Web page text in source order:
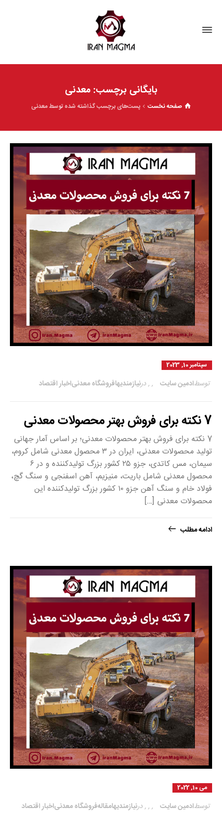
بایگانی برچسب: معدنی
صفحه نخست پست‌های برچسب گذاشته شده توسط معدنی
سپتامبر 10, 2023
ادمین سایتتوسط اخبار اقتصاد , فروشگاه معدنی , نیازمندیهادر
7 نکته برای فروش بهتر محصولات معدنی
7 نکته برای فروش بهتر محصولات معدنی؛ بر اساس آمار جهانی
تولید محصولات معدنی، ایران در ۳ محصول معدنی شامل کروم،
سیمان، مس کاتدی، جزو ۲۵ کشور بزرگ تولیدکننده و در ۶
محصول معدنی شامل باریت، منیزیم، آهن اسفنجی و سنگ گچ،
فولاد خام و سنگ آهن جزو ۱۰ کشور بزرگ تولیدکننده این
محصولات معدنی […]
ادامه مطلب
می 10, 2022
ادمین سایتتوسط اخبار اقتصاد , فروشگاه معدنی , مقاله , نیازمندیهادر